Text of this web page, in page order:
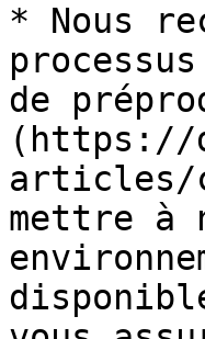
* Nous
de
(https://
articles/
mettre à